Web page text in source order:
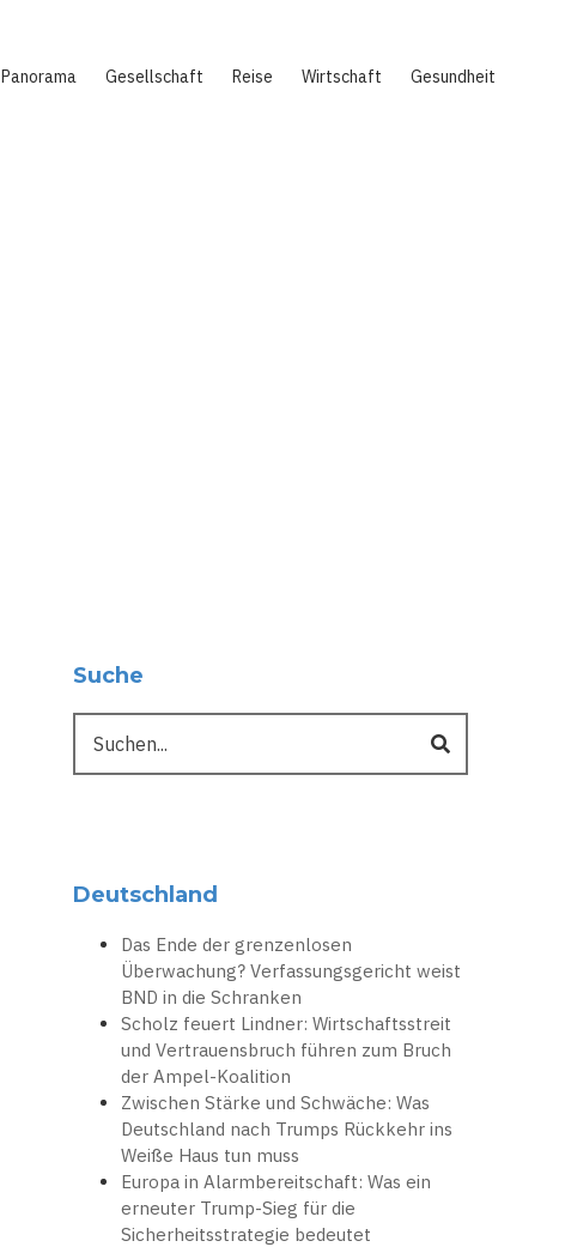
Panorama Gesellschaft Reise Wirtschaft Gesundheit
Suche
Deutschland
Das Ende der grenzenlosen
Überwachung? Verfassungsgericht weist
BND in die Schranken
Scholz feuert Lindner: Wirtschaftsstreit
und Vertrauensbruch führen zum Bruch
der Ampel-Koalition
Zwischen Stärke und Schwäche: Was
Deutschland nach Trumps Rückkehr ins
Weiße Haus tun muss
Europa in Alarmbereitschaft: Was ein
erneuter Trump-Sieg für die
Sicherheitsstrategie bedeutet